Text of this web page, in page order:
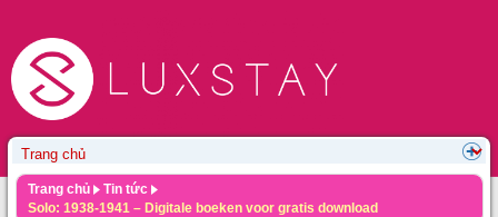
Trang chủ
Tin tức
Solo: 1938-1941 – Digitale boeken voor gratis download